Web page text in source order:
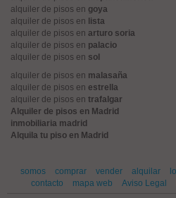
alquiler de pisos en goya
alquiler de pisos en lista
alquiler de pisos en arturo soria
alquiler de pisos en palacio
alquiler de pisos en sol
alquiler de pisos en malasaña
alquiler de pisos en estrella
alquiler de pisos en trafalgar
Alquiler de pisos en Madrid
inmobiliaria madrid
Alquila tu piso en Madrid
somos comprar vender alquilar
contacto
mapa web Aviso Legal